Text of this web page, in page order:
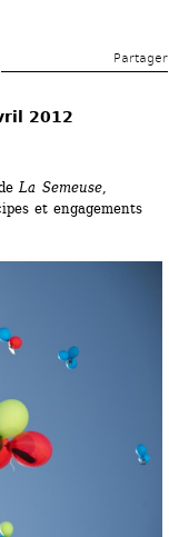
Partager
2012
La Semeuse,
et engagements